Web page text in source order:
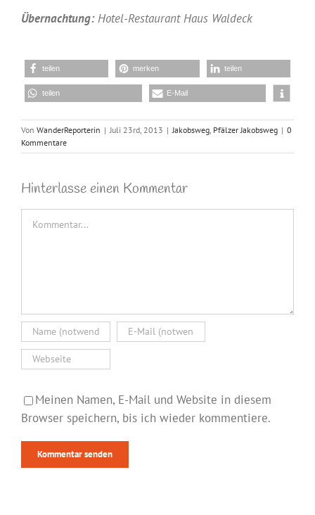
Übernachtung:Hotel-Restaurant Haus Waldeck
teilen merken teilen
teilen E-Mail
Von WanderReporterin | Juli 23rd, 2013 | Jakobsweg, Pfälzer Jakobsweg | 0
Kommentare
Hinterlasse einen Kommentar
Kommentar
Meinen Namen, E-Mail und Website in diesem
Browser speichern, bis ich wieder kommentiere.